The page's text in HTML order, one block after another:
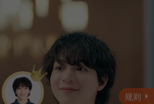
规则